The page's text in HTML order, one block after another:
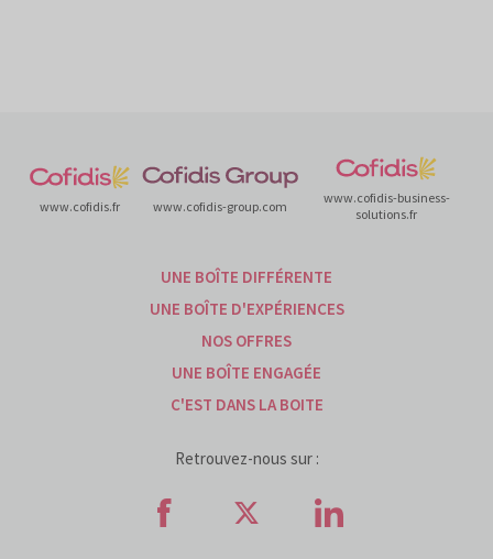
www.cofidis.fr www.cofidis-group.com
www.cofidis-business-
solutions.fr
UNE BOÎTE DIFFÉRENTE
UNE BOÎTE D'EXPÉRIENCES
NOS OFFRES
UNE BOÎTE ENGAGÉE
C'EST DANS LA BOITE
Retrouvez-nous sur :
Retrouvez-nous sur
Retrouvez-nous
Retrouvez-